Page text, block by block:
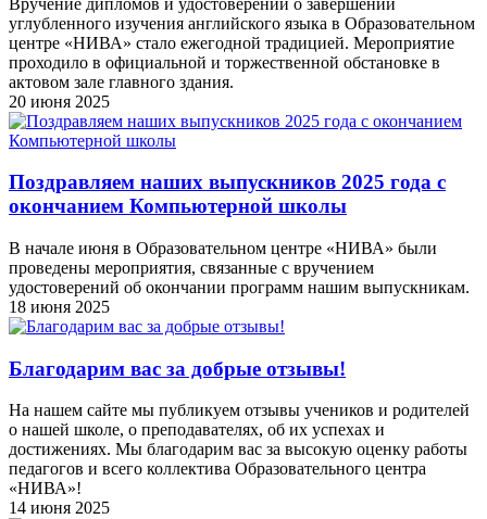
углубленного изучения английского языка в Образовательном
центре «НИВА» стало ежегодной традицией. Мероприятие
проходило в официальной и торжественной обстановке в
актовом зале главного здания.
20 июня 2025
Поздравляем наших выпускников 2025 года c
окончанием Компьютерной школы
В начале июня в Образовательном центре «НИВА» были
проведены мероприятия, связанные с вручением
удостоверений об окончании программ нашим выпускникам.
18 июня 2025
Благодарим вас за добрые отзывы!
На нашем сайте мы публикуем отзывы учеников и родителей
о нашей школе, о преподавателях, об их успехах и
достижениях. Мы благодарим вас за высокую оценку работы
педагогов и всего коллектива Образовательного центра
«НИВА»!
14 июня 2025